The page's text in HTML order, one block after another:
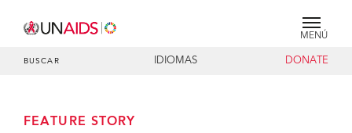
MENÚ
BUSCAR IDIOMAS DONATE
FEATURE STORY